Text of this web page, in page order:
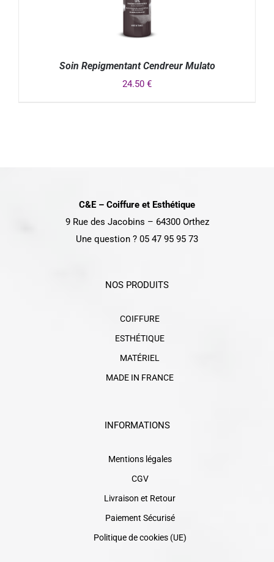
Soin Repigmentant Cendreur Mulato
24.50 €
C&E – Coiffure et Esthétique
9 Rue des Jacobins – 64300 Orthez
Une question ? 05 47 95 95 73
NOS PRODUITS
COIFFURE
ESTHÉTIQUE
MATÉRIEL
MADE IN FRANCE
INFORMATIONS
Mentions légales
CGV
Livraison et Retour
Paiement Sécurisé
Politique de cookies (UE)